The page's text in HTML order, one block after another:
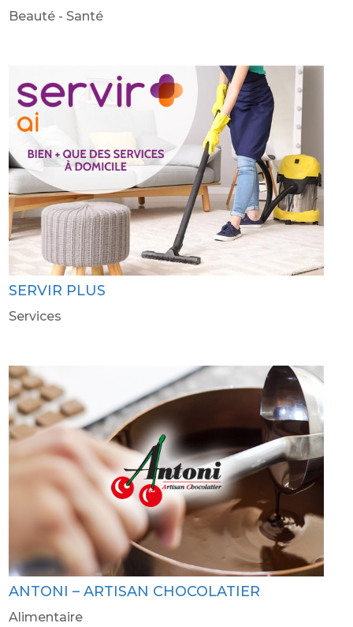
Beauté - Santé
SERVIR PLUS
Services
ANTONI – ARTISAN CHOCOLATIER
Alimentaire